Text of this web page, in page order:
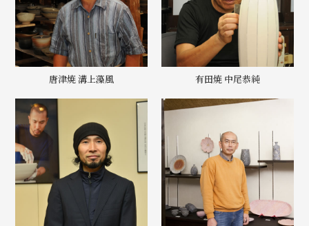
唐津焼 溝上藻風 有田焼 中尾恭純